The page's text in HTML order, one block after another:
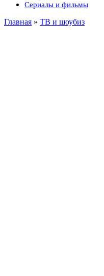
Сериалы и фильмы
Главная » ТВ и шоубиз